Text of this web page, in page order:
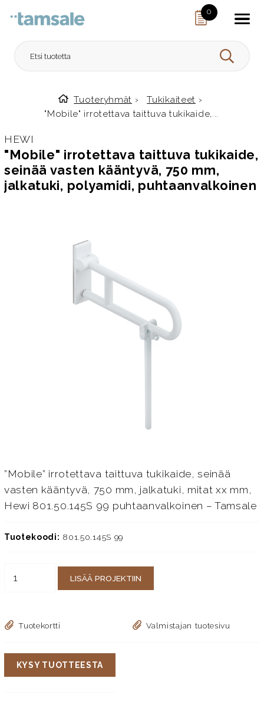
0
HAE
Etusivulle
Tuoteryhmät › Tukikaiteet ›
"Mobile" irrotettava taittuva tukikaide,...
HEWI
"Mobile" irrotettava taittuva tukikaide,
seinää vasten kääntyvä, 750 mm,
jalkatuki, polyamidi, puhtaanvalkoinen
”Mobile” irrotettava taittuva tukikaide, seinää
vasten kääntyvä, 750 mm, jalkatuki, mitat xx mm,
Hewi 801.50.145S 99 puhtaanvalkoinen – Tamsale
Tuotekoodi: 801.50.145S 99
LISÄÄ PROJEKTIIN
Tuotekortti Valmistajan tuotesivu
KYSY TUOTTEESTA